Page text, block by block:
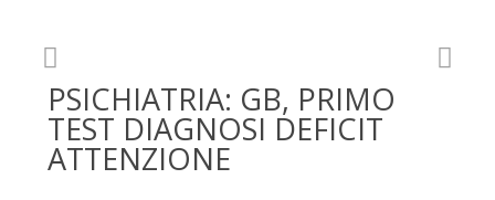
PSICHIATRIA: GB, PRIMO
TEST DIAGNOSI DEFICIT
ATTENZIONE